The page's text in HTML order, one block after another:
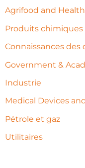
Agrifood and Health
Produits chimiques
Connaissances
Government &
Industrie
Medical Devices
Pétrole et gaz
Utilitaires